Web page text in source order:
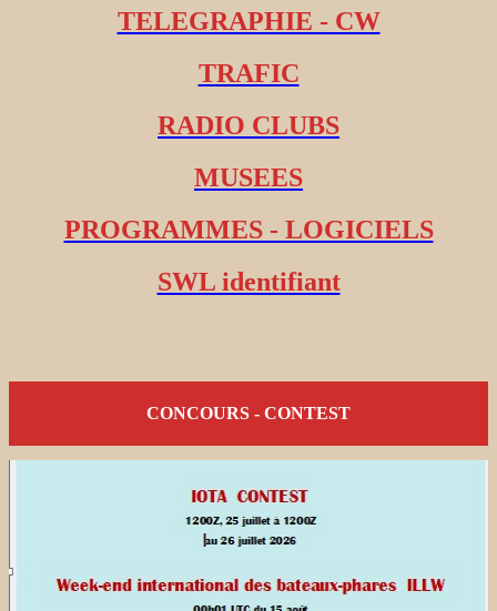
TELEGRAPHIE - CW
TRAFIC
RADIO CLUBS
MUSEES
PROGRAMMES - LOGICIELS
SWL identifiant
CONCOURS - CONTEST